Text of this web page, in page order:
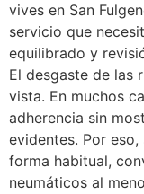
vives en San
servicio que
equilibrado y
El desgaste de las
vista. En muchos
adherencia sin
evidentes. Por
forma habitual,
neumáticos al